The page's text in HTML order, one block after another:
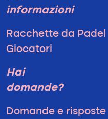
informazioni
Racchette da Padel
Giocatori
Hai
domande?
Domande e risposte